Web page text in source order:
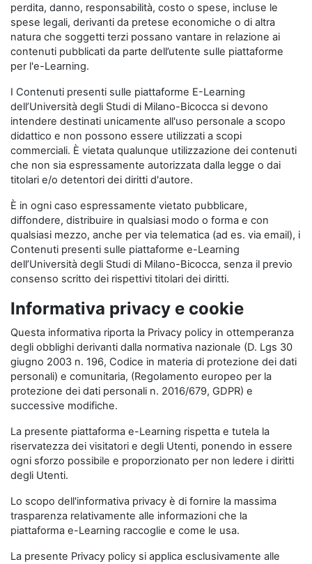
perdita, danno, responsabilità, costo o spese, incluse le
spese legali, derivanti da pretese economiche o di altra
natura che soggetti terzi possano vantare in relazione ai
contenuti pubblicati da parte dell’utente sulle piattaforme
per l'e-Learning.
I Contenuti presenti sulle piattaforme E-Learning
dell’Università degli Studi di Milano-Bicocca si devono
intendere destinati unicamente all'uso personale a scopo
didattico e non possono essere utilizzati a scopi
commerciali. È vietata qualunque utilizzazione dei contenuti
che non sia espressamente autorizzata dalla legge o dai
titolari e/o detentori dei diritti d'autore.
È in ogni caso espressamente vietato pubblicare,
diffondere, distribuire in qualsiasi modo o forma e con
qualsiasi mezzo, anche per via telematica (ad es. via email), i
Contenuti presenti sulle piattaforme e-Learning
dell’Università degli Studi di Milano-Bicocca, senza il previo
consenso scritto dei rispettivi titolari dei diritti.
Informativa privacy e cookie
Questa informativa riporta la Privacy policy in ottemperanza
degli obblighi derivanti dalla normativa nazionale (D. Lgs 30
giugno 2003 n. 196, Codice in materia di protezione dei dati
personali) e comunitaria, (Regolamento europeo per la
protezione dei dati personali n. 2016/679, GDPR) e
successive modifiche.
La presente piattaforma e-Learning rispetta e tutela la
riservatezza dei visitatori e degli Utenti, ponendo in essere
ogni sforzo possibile e proporzionato per non ledere i diritti
degli Utenti.
Lo scopo dell'informativa privacy è di fornire la massima
trasparenza relativamente alle informazioni che la
piattaforma e-Learning raccoglie e come le usa.
La presente Privacy policy si applica esclusivamente alle